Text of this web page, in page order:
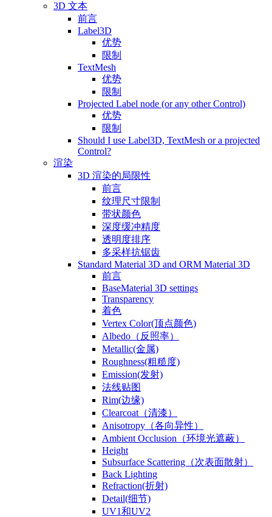
3D 文本
前言
Label3D
优势
限制
TextMesh
优势
限制
Projected Label node (or any other Control)
优势
限制
Should I use Label3D, TextMesh or a projected
Control?
渲染
3D 渲染的局限性
前言
纹理尺寸限制
带状颜色
深度缓冲精度
透明度排序
多采样抗锯齿
Standard Material 3D and ORM Material 3D
前言
BaseMaterial 3D settings
Transparency
着色
Vertex Color(顶点颜色)
Albedo（反照率）
Metallic(金属)
Roughness(粗糙度)
Emission(发射)
法线贴图
Rim(边缘)
Clearcoat（清漆）
Anisotropy（各向异性）
Ambient Occlusion（环境光遮蔽）
Height
Subsurface Scattering（次表面散射）
Back Lighting
Refraction(折射)
Detail(细节)
UV1和UV2